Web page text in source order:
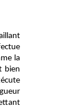
la
bien